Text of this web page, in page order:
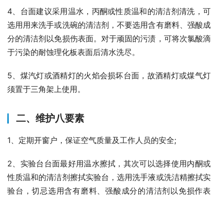
4、台面建议采用温水，丙酮或性质温和的清洁剂清洗，可
选用用来洗手或洗碗的清洁剂，不要选用含有磨料、强酸成
分的清洁剂以免损伤表面。对于顽固的污渍，可将次氯酸滴
于污染的耐蚀理化板表面后清水洗尽。
5、煤汽灯或酒精灯的火焰会损坏台面，故酒精灯或煤气灯
须置于三角架上使用。
二、维护八要素
1、定期开窗户，保证空气质量及工作人员的安全;
2、实验台台面最好用温水擦拭，其次可以选择使用内酮或
性质温和的清洁剂擦拭实验台，选用洗手液或洗洁精擦拭实
验台，切忌选用含有磨料、强酸成分的清洁剂以免损作表